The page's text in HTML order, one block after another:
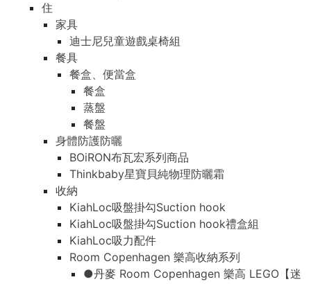
住
家具
迪士尼兒童遊戲桌椅組
餐具
餐盒、便當盒
餐盒
蒸盤
餐盤
身體防護防曬
BOiRON布瓦宏系列商品
Thinkbaby星寶貝純物理防曬霜
收納
KiahLoc吸盤掛勾Suction hook
KiahLoc吸盤掛勾Suction hook禮盒組
KiahLoc吸力配件
Room Copenhagen 樂高收納系列
●丹麥 Room Copenhagen 樂高 LEGO【迷